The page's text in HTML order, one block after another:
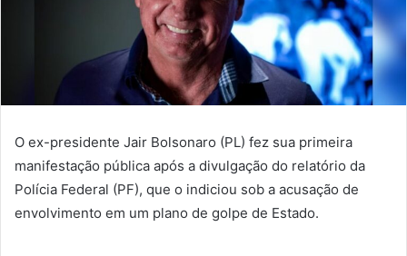
O ex-presidente Jair Bolsonaro (PL) fez sua primeira
manifestação pública após a divulgação do relatório da
Polícia Federal (PF), que o indiciou sob a acusação de
envolvimento em um plano de golpe de Estado.